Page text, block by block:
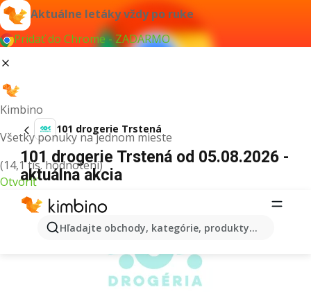
Aktuálne letáky vždy po ruke
Pridať do Chrome - ZADARMO
Kimbino
Všetky ponuky na jednom mieste
(14,1 tis. hodnotení)
Otvoriť
Hľadajte obchody, kategórie, produkty...
101 drogerie Trstená
101 drogerie Trstená od 05.08.2026 -
aktuálna akcia